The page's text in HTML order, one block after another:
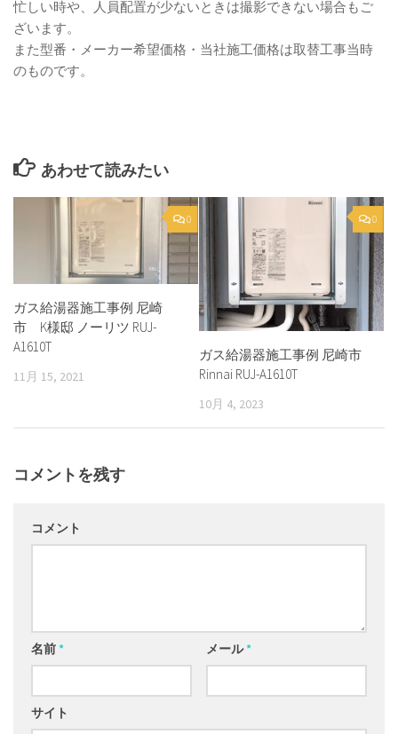
忙しい時や、人員配置が少ないときは撮影できない場合もご
ざいます。
また型番・メーカー希望価格・当社施工価格は取替工事当時
のものです。
あわせて読みたい
0
ガス給湯器施工事例 尼崎
市 K様邸 ノーリツ RUJ-
A1610T
11月 15, 2021
0
ガス給湯器施工事例 尼崎市
Rinnai RUJ-A1610T
10月 4, 2023
コメントを残す
コメント
名前* メール*
サイト